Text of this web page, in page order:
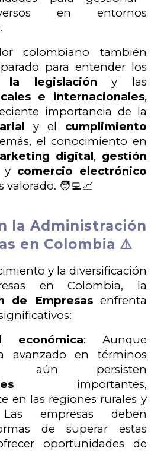
en entornos
colombiano también
para entender los
legislación y las
e internacionales,
importancia de la
y el cumplimiento
el conocimiento en
digital, gestión
y comercio electrónico
valorado. 🧑‍💻📈
la Administración
en Colombia ⚠️
y la diversificación
en Colombia, la
de Empresasenfrenta
económica: Aunque
avanzado en términos
aún persisten
importantes,
en las regiones rurales y
Las empresas deben
de superar estas
oportunidades de